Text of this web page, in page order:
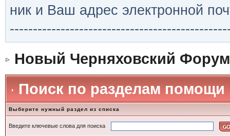
ник и Ваш адрес электронной
Новый Черняховский Форум
Поиск по разделам помощи
Выберите нужный раздел из списка
Введите ключевые слова для поиска